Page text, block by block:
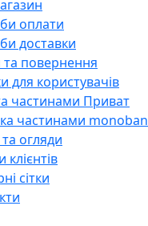
оплати
доставки
повернення
для користувачів
частинами Приват
частинами
та огляди
клієнтів
сітки